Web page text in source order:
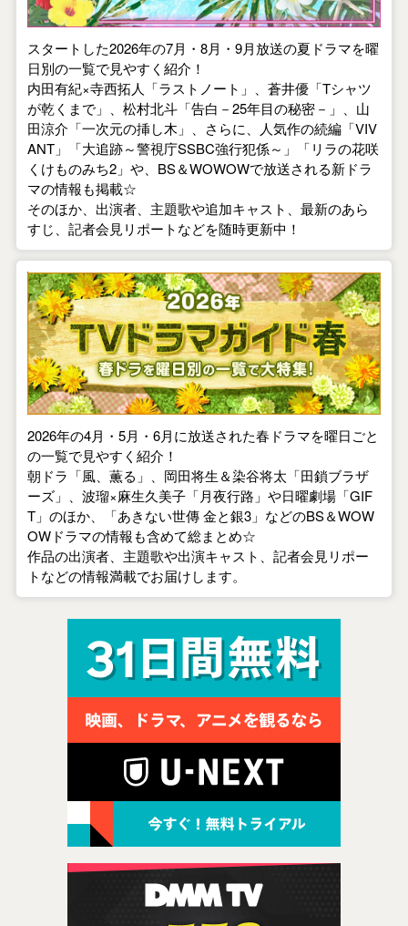
スタートした2026年の7月・8月・9月放送の夏ドラマを曜
日別の一覧で見やすく紹介！
内田有紀×寺西拓人「ラストノート」、蒼井優「Tシャツ
が乾くまで」、松村北斗「告白－25年目の秘密－」、山
田涼介「一次元の挿し木」、さらに、人気作の続編「VIV
ANT」「大追跡～警視庁SSBC強行犯係～」「リラの花咲
くけものみち2」や、BS＆WOWOWで放送される新ドラ
マの情報も掲載☆
そのほか、出演者、主題歌や追加キャスト、最新のあら
すじ、記者会見リポートなどを随時更新中！
【2026年春】TVドラマガイド
2026年の4月・5月・6月に放送された春ドラマを曜日ごと
の一覧で見やすく紹介！
朝ドラ「風、薫る」、岡田将生＆染谷将太「田鎖ブラザ
ーズ」、波瑠×麻生久美子「月夜行路」や日曜劇場「GIF
T」のほか、「あきない世傳 金と銀3」などのBS＆WOW
OWドラマの情報も含めて総まとめ☆
作品の出演者、主題歌や出演キャスト、記者会見リポー
トなどの情報満載でお届けします。